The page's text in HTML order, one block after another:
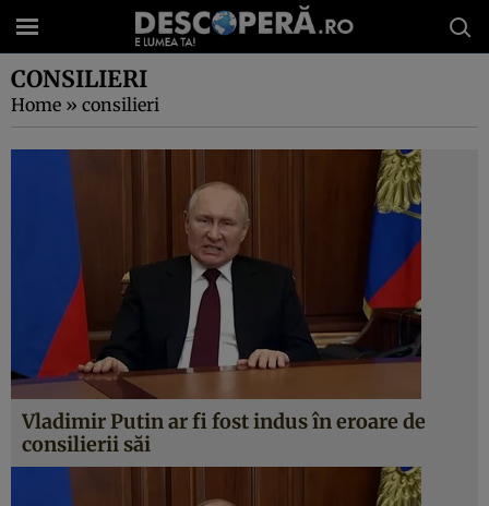
CONSILIERI
Home » consilieri
Vladimir Putin ar fi fost indus în eroare de
consilierii săi